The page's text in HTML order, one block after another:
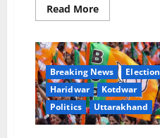
Read MoreRead
more
त्रिवेंद्र
रावत
सिंह
रावत
लालढांग
रेस्ट
हाउस
पधारे
Breaking News
Election
Haridwar
Kotdwar
Politics
Uttarakhand